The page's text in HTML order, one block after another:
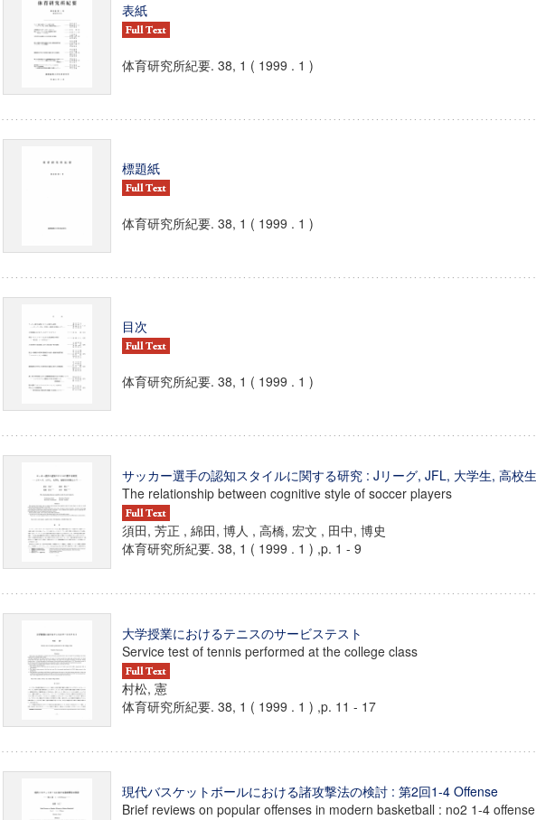
ント研究科
所
研究センター
表紙
体育研究所紀要. 38, 1 ( 1999 . 1 )
標題紙
体育研究所紀要. 38, 1 ( 1999 . 1 )
目次
体育研究所紀要. 38, 1 ( 1999 . 1 )
サッカー選手の認知スタイルに関する研究 : Jリーグ, JFL, 大学生, 高校
The relationship between cognitive style of soccer players
須田, 芳正 , 綿田, 博人 , 高橋, 宏文 , 田中, 博史
体育研究所紀要. 38, 1 ( 1999 . 1 ) ,p. 1 - 9
大学授業におけるテニスのサービステスト
Service test of tennis performed at the college class
村松, 憲
体育研究所紀要. 38, 1 ( 1999 . 1 ) ,p. 11 - 17
現代バスケットボールにおける諸攻撃法の検討 : 第2回1-4 Offense
Brief reviews on popular offenses in modern basketball : no2 1-4 offense